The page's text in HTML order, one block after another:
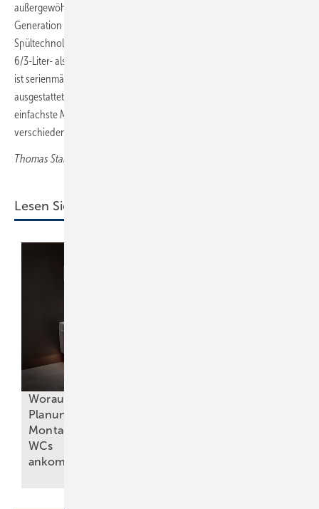
außergewöhnlichen Gesamtlösung, der Hero ­Edition. Die neue WC-
Generation wird mit unserer leisen und effizienten ­DuraFlush-­
Spültechnologie ausgestattet, die sowohl die Anforderungen einer
6/3-Liter- als auch einer 4/2-Liter-Spülung abdeckt. Die Hero Edition
ist serienmäßig mit der neuen, patentierten Keramikglasur ­DuraShield
ausgestattet, die optimale Hygienestandards und Sauberkeit sowie
einfachste Montage und eine noch höhere Spültoleranz bei
verschiedenen Einbauspülkästen garantiert.
Thomas Stam mel, COO Duravit AG
Lesen Sie auch:
Worauf es bei
Planung und
Montage von
WCs
ankommt